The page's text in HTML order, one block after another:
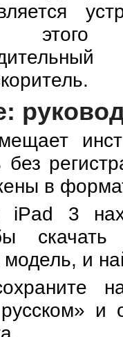
без
в
iPad 3
модель, и
и